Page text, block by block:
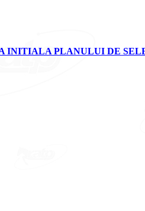
INITIALA PLANULUI DE